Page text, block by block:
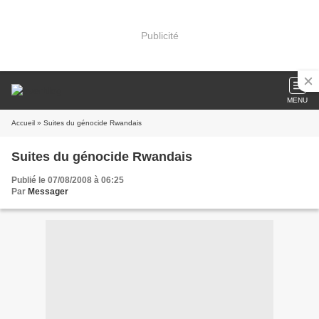
Publicité
MENU
Accueil » Suites du génocide Rwandais
Suites du génocide Rwandais
Publié le 07/08/2008 à 06:25
Par Messager